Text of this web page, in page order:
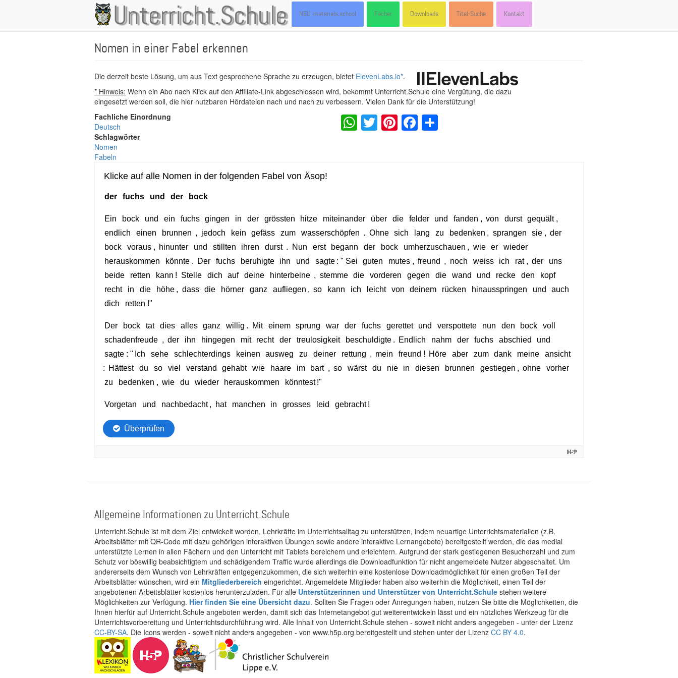
Unterricht.Schule
Main
navigation
NEU: materials.school Fächer Downloads Titel-Suche Kontakt
Nomen in einer Fabel erkennen
Die derzeit beste Lösung, um aus Text gesprochene Sprache zu erzeugen, bietet ElevenLabs.io*.
* Hinweis: Wenn ein Abo nach Klick auf den Affiliate-Link abgeschlossen wird, bekommt Unterricht.Schule eine Vergütung, die dazu
eingesetzt werden soll, die hier nutzbaren Hördateien nach und nach zu verbessern. Vielen Dank für die Unterstützung!
Fachliche Einordnung
Deutsch
Schlagwörter
Nomen
Fabeln
WhatsApp
Twitter
Pinterest
Facebook
Allgemeine Informationen zu Unterricht.Schule
Unterricht.Schule ist mit dem Ziel entwickelt worden, Lehrkräfte im Unterrichtsalltag zu unterstützen, indem neuartige Unterrichtsmaterialien (z.B.
Arbeitsblätter mit QR-Code mit dazu gehörigen interaktiven Übungen sowie andere interaktive Lernangebote) bereitgestellt werden, die das medial
unterstützte Lernen in allen Fächern und den Unterricht mit Tablets bereichern und erleichtern. Aufgrund der stark gestiegenen Besucherzahl und zum
Schutz vor böswillig beabsichtigtem und schädigendem Traffic wurde allerdings die Downloadfunktion für nicht angemeldete Nutzer abgeschaltet. Um
andererseits dem Wunsch von Lehrkräften entgegenzukommen, die sich weiterhin eine kostenlose Downloadmöglichkeit für einen großen Teil der
Arbeitsblätter wünschen, wird ein Mitgliederbereich eingerichtet. Angemeldete Mitglieder haben also weiterhin die Möglichkeit, einen Teil der
angebotenen Arbeitsblätter kostenlos herunterzuladen. Für alle Unterstützerinnen und Unterstützer von Unterricht.Schule stehen weitere
Möglichkeiten zur Verfügung. Hier finden Sie eine Übersicht dazu. Sollten Sie Fragen oder Anregungen haben, nutzen Sie bitte die Möglichkeiten, die
Ihnen hierfür auf Unterricht.Schule angeboten werden, damit sich das Internetangebot gut weiterentwickeln lässt und ein nützliches Werkzeug für die
Unterrichtsvorbereitung und Unterrichtsdurchführung wird. Alle Inhalt von Unterricht.Schule stehen - soweit nicht anders angegeben - unter der Lizenz
CC-BY-SA. Die Icons werden - soweit nicht anders angegeben - von www.h5p.org bereitgestellt und stehen unter der Lizenz CC BY 4.0.